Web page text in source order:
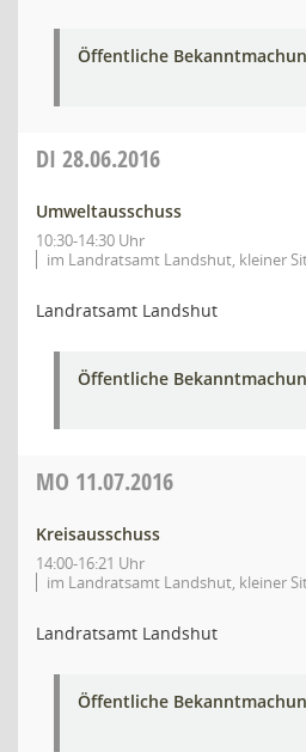
Öffentliche
DI 28.06.2016
Umweltausschuss
10:30-14:30 Uhr
im Landratsamt Landshut, kleiner
Landratsamt Landshut
Öffentliche
MO 11.07.2016
Kreisausschuss
14:00-16:21 Uhr
im Landratsamt Landshut, kleiner
Landratsamt Landshut
Öffentliche